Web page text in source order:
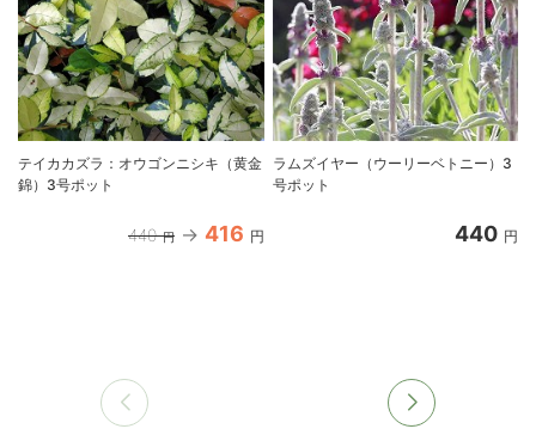
テイカカズラ：オウゴンニシキ（黄金
錦）3号ポット
440 円 416 円
ラムズイヤー（ウーリーベトニー）3
号ポット
440 円